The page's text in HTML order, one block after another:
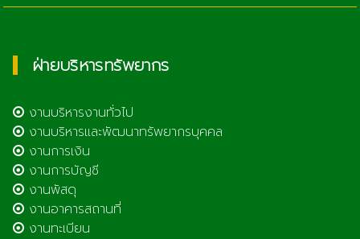
ฝ่ายบริหารทรัพยากร
งานบริหารงานทั่วไป
งานบริหารและพัฒนาทรัพยากรบุคคล
งานการเงิน
งานการบัญชี
งานพัสดุ
งานอาคารสถานที่
งานทะเบียน